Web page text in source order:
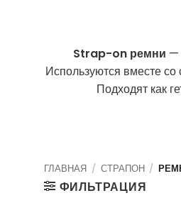
Strap-on ремни —
Используются вместе
Подходят как
ГЛАВНАЯ / СТРАПОН /
ФИЛЬТРАЦИЯ